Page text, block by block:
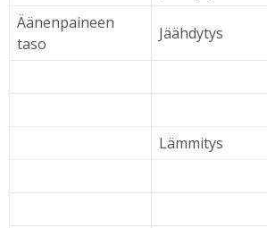
Äänenpaineen
taso
Jäähdytys
Lämmitys